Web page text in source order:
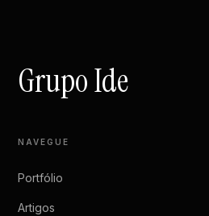
Grupo Ide
NAVEGUE
Portfólio
Artigos